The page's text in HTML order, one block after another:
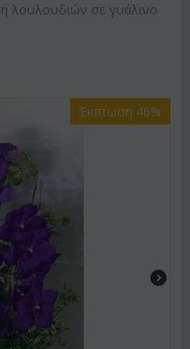
λουλουδιών σε γυάλινο
Έκπτωση 46%